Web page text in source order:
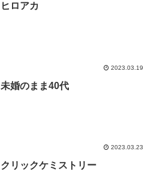
ヒロアカ
2023.03.19
未婚のまま40代
2023.03.23
クリックケミストリー